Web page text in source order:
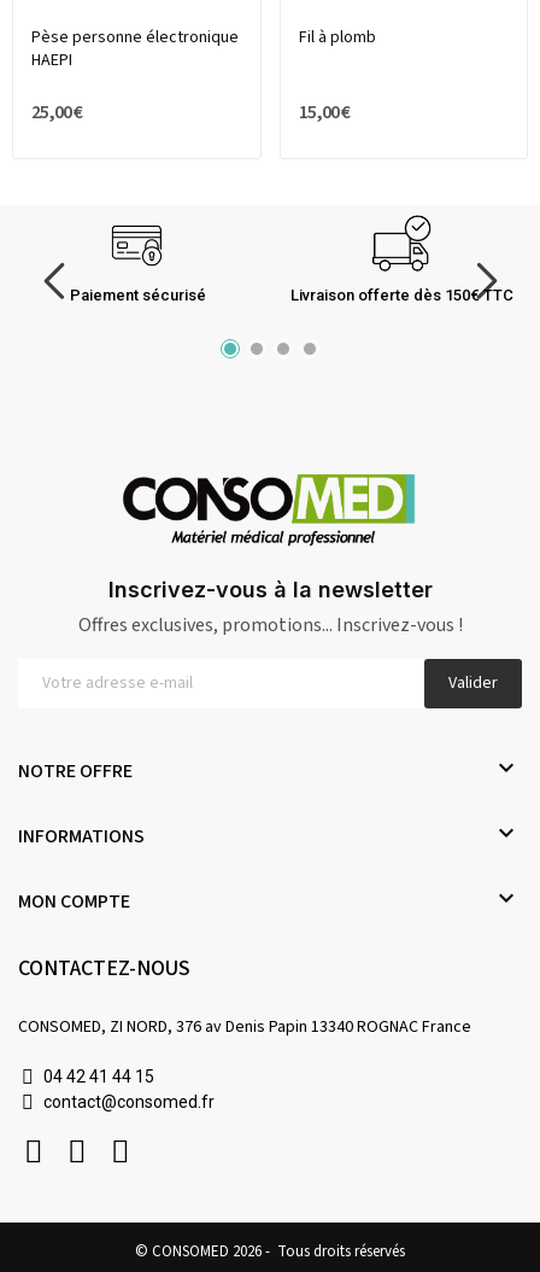
Pèse personne électronique
HAEPI
25,00 €
Fil à plomb
15,00 €
Paiement sécurisé Livraison offerte dès 150€ TTC
Inscrivez-vous à la newsletter
Offres exclusives, promotions... Inscrivez-vous !
Valider
NOTRE OFFRE 
INFORMATIONS 
MON COMPTE 
CONTACTEZ-NOUS
CONSOMED, ZI NORD, 376 av Denis Papin 13340 ROGNAC France
04 42 41 44 15
contact@consomed.fr
© CONSOMED 2026 - Tous droits réservés